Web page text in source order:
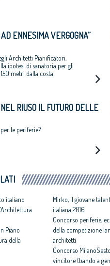
ENNESIMA VERGOGNA”
Architetti Pianificatori,
ipotesi di sanatoria per gli
metri dalla costa
RIUSO IL FUTURO DELLE
le periferie?
italiano
Piano
della
Mirko, il giovane
italiana 2016
Concorso periferie,
della competizione
architetti
Concorso
vincitore (bando a